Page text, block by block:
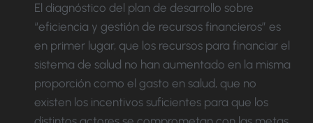
El diagnóstico del plan de desarrollo sobre
“eficiencia y gestión de recursos financieros” es
en primer lugar, que los recursos para financiar el
sistema de salud no han aumentado en la misma
proporción como el gasto en salud, que no
existen los incentivos suficientes para que los